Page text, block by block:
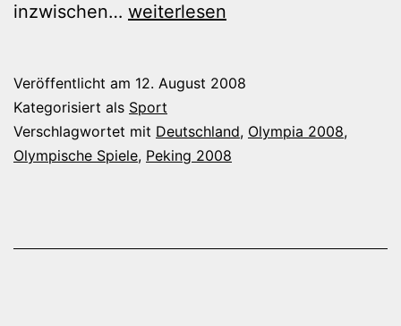
inzwischen… Gold
weiterlesen
Veröffentlicht am 12. August 2008
Kategorisiert als Sport
Verschlagwortet mit Deutschland, Olympia 2008,
Olympische Spiele, Peking 2008